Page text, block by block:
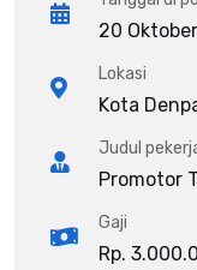
20
Lokasi
Kota
Judul
Promotor
Gaji
Rp.